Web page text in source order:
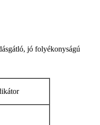
jó folyékonyságú